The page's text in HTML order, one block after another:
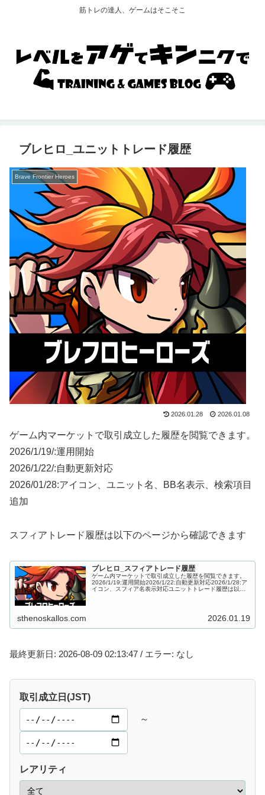
筋トレの達人、ゲームはそこそこ
ブレヒロ_ユニットトレード履歴
Brave Frontier Heroes
2026.01.28 2026.01.08
ゲーム内マーケットで取引成立した履歴を閲覧できます。
2026/1/19/:運用開始
2026/1/22/:自動更新対応
2026/01/28:アイコン、ユニット名、BB名表示、検索項目
追加
スフィアトレード履歴は以下のページから確認できます
ブレヒロ_スフィアトレード履歴
ゲーム内マーケットで取引成立した履歴を閲覧できます。
2026/1/19:運用開始2026/1/22:自動更新対応2026/1/28:ア
イコン、スフィア名表示対応ユニットトレード履歴は以下
sthenoskallos.com 2026.01.19
最終更新日: 2026-08-09 02:13:47 / エラー: なし
取引成立日(JST)
～
レアリティ